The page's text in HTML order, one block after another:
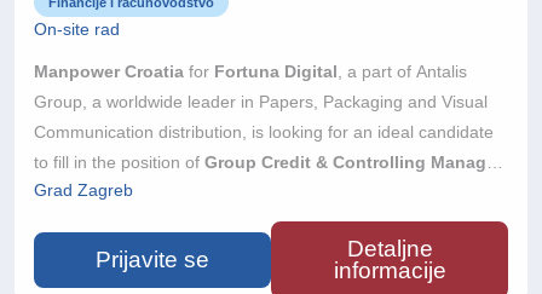
On-site rad
Manpower Croatia for Fortuna Digital , a part of Antalis
Group, a worldwide leader in Papers, Packaging and Visual
Communication distribution, is looking for an ideal candidate
to fill in the position of Group Credit & Controlling Manager
(m/f).The role supports a regional group of locally operating
companies across Central and South Eastern Europe, all
wholly owned by a global international group. Working closely
with local Managing Directors, Sales and Finance teams, you
Grad Zagreb
Prijavite se
Detaljne
informacije